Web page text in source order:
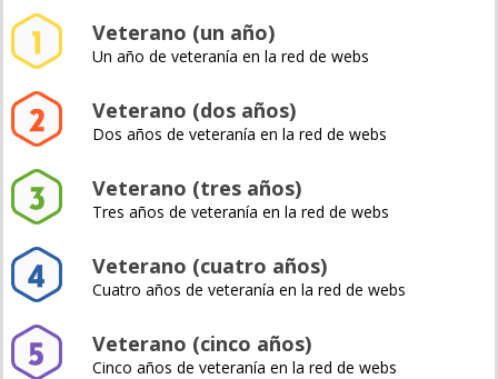
Veterano (un año)
Un año de veteranía en la red de webs
Veterano (dos años)
Dos años de veteranía en la red de webs
Veterano (tres años)
Tres años de veteranía en la red de webs
Veterano (cuatro años)
Cuatro años de veteranía en la red de webs
Veterano (cinco años)
Cinco años de veteranía en la red de webs